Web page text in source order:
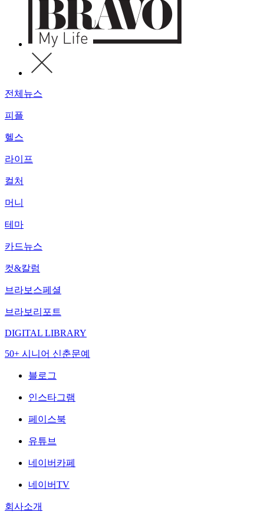
전체뉴스
피플
헬스
라이프
컬처
머니
테마
카드뉴스
컷&칼럼
브라보스페셜
브라보리포트
DIGITAL LIBRARY
50+ 시니어 신춘문예
블로그
인스타그램
페이스북
유튜브
네이버카페
네이버TV
회사소개